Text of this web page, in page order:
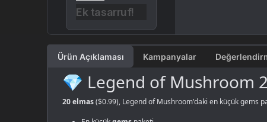
Ek tasarruf!
Ürün Açıklaması Kampanyalar
💎 Legend of Mushroom
20 elmas($0.99), Legend of Mushroom'daki en küçük gems